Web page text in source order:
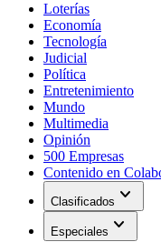
Loterías
Economía
Tecnología
Judicial
Política
Entretenimiento
Mundo
Multimedia
Opinión
500 Empresas
Contenido en
Clasificados expand_more
Especiales expand_more